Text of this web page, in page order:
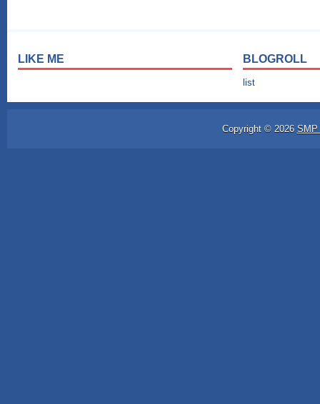
LIKE ME BLOGROLL
list
Copyright © 2026 SMP